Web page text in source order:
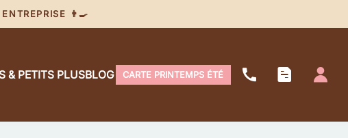
ENTREPRISE 👨‍🍳
& PETITS PLUSBLOG CARTE PRINTEMPS ÉTÉ